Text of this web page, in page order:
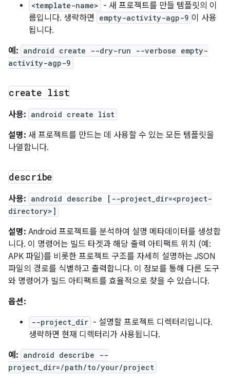
<template-name> - 새 프로젝트를 만들 템플릿의 이
름입니다. 생략하면
empty-activity-agp-9 이 사용
됩니다.
예: android create --dry-run --verbose empty-
activity-agp-9
create list
사용: android create list
설명: 새 프로젝트를 만드는 데 사용할 수 있는 모든 템플릿을
나열합니다.
describe
사용: android describe [--project_dir=<project-
directory>]
설명: Android 프로젝트를 분석하여 설명 메타데이터를 생성합
니다. 이 명령어는 빌드 타겟과 해당 출력 아티팩트 위치 (예:
APK 파일)를 비롯한 프로젝트 구조를 자세히 설명하는 JSON
파일의 경로를 식별하고 출력합니다. 이 정보를 통해 다른 도구
와 명령어가 빌드 아티팩트를 효율적으로 찾을 수 있습니다.
옵션:
--project_dir - 설명할 프로젝트 디렉터리입니다.
생략하면 현재 디렉터리가 사용됩니다.
예: android describe --
project_dir=/path/to/your/project